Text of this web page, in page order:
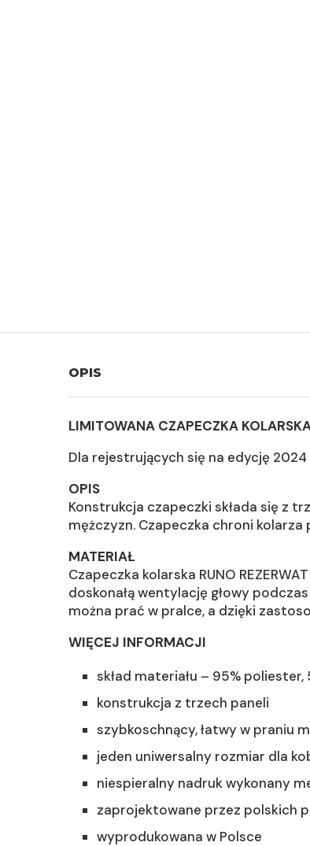
OPIS
LIMITOWANA CZAPECZKA
Dla rejestrujących się na edycję
OPIS
Konstrukcja czapeczki składa się z
mężczyzn. Czapeczka chroni kolarza
MATERIAŁ
Czapeczka kolarska RUNO
doskonałą wentylację głowy
można prać w pralce, a dzięki
WIĘCEJ INFORMACJI
skład materiału – 95%
konstrukcja z trzech paneli
szybkoschnący, łatwy w praniu
jeden uniwersalny rozmiar dla
niespieralny nadruk wykonany
zaprojektowane przez polskich
wyprodukowana w Polsce